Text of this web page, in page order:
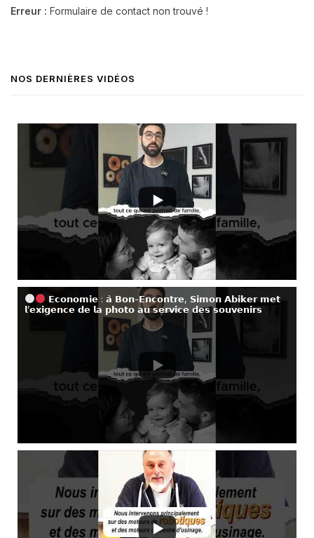
Erreur : Formulaire de contact non trouvé !
NOS DERNIÈRES VIDÉOS
𝗘𝗰𝗼𝗻𝗼𝗺𝗶𝗲 : 𝗮̀ 𝗕𝗼𝗻-𝗘𝗻𝗰𝗼𝗻𝘁𝗿𝗲, 𝗦𝗶𝗺𝗼𝗻 𝗔𝗯𝗶𝗸𝗲𝗿 𝗺𝗲𝘁
𝗹’𝗲𝘅𝗶𝗴𝗲𝗻𝗰𝗲 𝗱𝗲 𝗹𝗮 𝗽𝗵𝗼𝘁𝗼 𝗮𝘂 𝘀𝗲𝗿𝘃𝗶𝗰𝗲 𝗱𝗲𝘀 𝘀𝗼𝘂𝘃𝗲𝗻𝗶𝗿𝘀